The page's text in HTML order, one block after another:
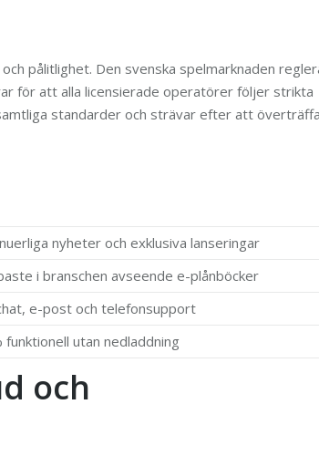
pålitlighet. Den svenska spelmarknaden
för att alla licensierade operatörer följer strikta
standarder och strävar efter att överträffa
nyheter och exklusiva lanseringar
i branschen avseende e-plånböcker
e-post och telefonsupport
funktionell utan nedladdning
och